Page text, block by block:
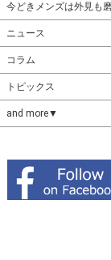
今どきメンズは外見も
ニュース
コラム
トピックス
and more▼